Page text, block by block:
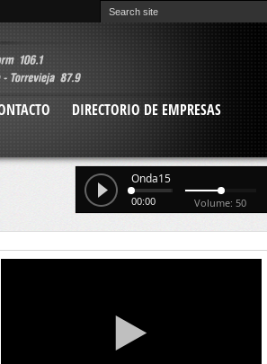
DIRECTORIO DE EMPRESAS
Onda15
00:00 Volume: 50